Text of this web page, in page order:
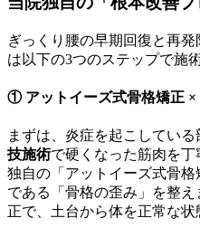
ぎっくり腰の早期回復と再
は以下の3つのステップで施
① アットイーズ式骨格矯正 ×
まずは、炎症を起こしている
技施術で硬くなった筋肉を
独自の「アットイーズ式骨
である「骨格の歪み」を整
正で、土台から体を正常な状